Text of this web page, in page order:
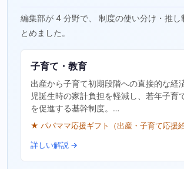
編集部が 4 分野で、 制度の使い分け・推し
とめました。
子育て・教育
出産から子育て初期段階への直接的な経
児誕生時の家計負担を軽減し、若年子育
を促進する基幹制度。…
★ パパママ応援ギフト（出産・子育て応援給
詳しい解説 →